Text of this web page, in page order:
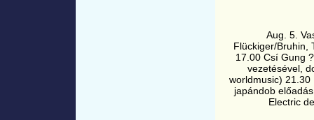
Aug. 5.
Flückiger/Bruhin,
17.00 Csí Gung
vezetésével,
worldmusic) 21.30
japándob
Electric